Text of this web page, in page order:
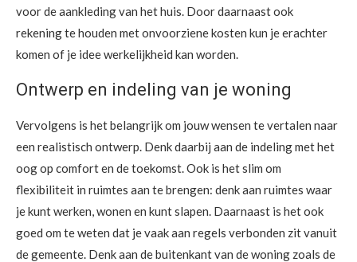
voor de aankleding van het huis. Door daarnaast ook
rekening te houden met onvoorziene kosten kun je erachter
komen of je idee werkelijkheid kan worden.
Ontwerp en indeling van je woning
Vervolgens is het belangrijk om jouw wensen te vertalen naar
een realistisch ontwerp. Denk daarbij aan de indeling met het
oog op comfort en de toekomst. Ook is het slim om
flexibiliteit in ruimtes aan te brengen: denk aan ruimtes waar
je kunt werken, wonen en kunt slapen. Daarnaast is het ook
goed om te weten dat je vaak aan regels verbonden zit vanuit
de gemeente. Denk aan de buitenkant van de woning zoals de